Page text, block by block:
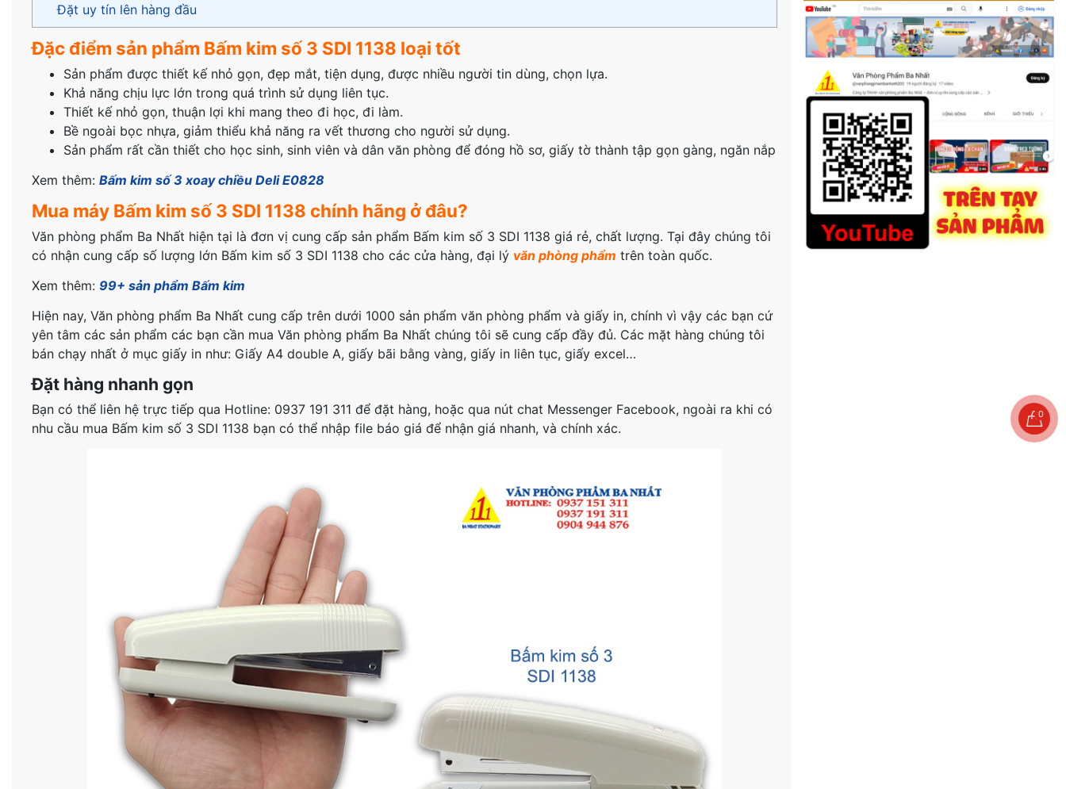
Đặt uy tín lên hàng đầu
Đặc điểm sản phẩm Bấm kim số 3 SDI 1138 loại tốt
Sản phẩm được thiết kế nhỏ gọn, đẹp mắt, tiện dụng, được nhiều người tin dùng, chọn lựa.
Khả năng chịu lực lớn trong quá trình sử dụng liên tục.
Thiết kế nhỏ gọn, thuận lợi khi mang theo đi học, đi làm.
Bề ngoài bọc nhựa, giảm thiểu khả năng ra vết thương cho người sử dụng.
Sản phẩm rất cần thiết cho học sinh, sinh viên và dân văn phòng để đóng hồ sơ, giấy tờ thành tập gọn gàng, ngăn nắp
Xem thêm: Bấm kim số 3 xoay chiều Deli E0828
Mua máy Bấm kim số 3 SDI 1138 chính hãng ở đâu?
Văn phòng phẩm Ba Nhất hiện tại là đơn vị cung cấp sản phẩm Bấm kim số 3 SDI 1138 giá rẻ, chất lượng. Tại đây chúng tôi
có nhận cung cấp số lượng lớn Bấm kim số 3 SDI 1138 cho các cửa hàng, đại lý văn phòng phẩm trên toàn quốc.
Xem thêm: 99+ sản phẩm Bấm kim
Hiện nay, Văn phòng phẩm Ba Nhất cung cấp trên dưới 1000 sản phẩm văn phòng phẩm và giấy in, chính vì vậy các bạn cứ
yên tâm các sản phẩm các bạn cần mua Văn phòng phẩm Ba Nhất chúng tôi sẽ cung cấp đầy đủ. Các mặt hàng chúng tôi
bán chạy nhất ở mục giấy in như: Giấy A4 double A, giấy bãi bằng vàng, giấy in liên tục, giấy excel…
Đặt hàng nhanh gọn
Bạn có thể liên hệ trực tiếp qua Hotline: 0937 191 311 để đặt hàng, hoặc qua nút chat Messenger Facebook, ngoài ra khi có
nhu cầu mua Bấm kim số 3 SDI 1138 bạn có thể nhập file báo giá để nhận giá nhanh, và chính xác.
0